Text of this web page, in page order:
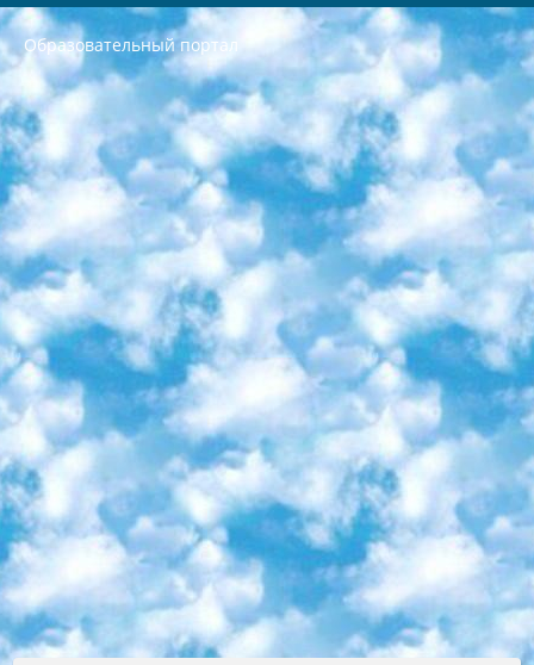
Образовательный портал
РЕСПУБЛИКА УЗБЕКИСТАН МИНИСТРЕРСТВО ДОШКОЛЬНОГО И ШКОЛЬНОГО ОБРАЗОВАНИЯ КОМАНДА в общеобразовательных учреждениях в 2023-2024 учебном году организация и проведение итоговой государственной аттестации обучающихся о Министра дошкольного и школьного образования Республики Узбекистан от 4 марта 2008 года (постановлением Минюста от 20 марта 2008 года № 1778 государственной регистрации) «Итоговое состояние учащихся общего среднего образования на основании положения об утверждении положения об аттестации общего среднего образования выпускной экзамен студентов в образовательных учреждениях в 2023-2024 учебном году В целях организации и прохождения аттестации приказываю: 1. Следующее: перечень предметов, по которым будет проводиться итоговая государственная аттестация и экзамен формы перевода согласно приложению 1; сертификаты международного образца, оценивающие уровень владения иностранными языками перечень согласно приложению 2; 2. Педагогический при специализированных образовательных учреждениях. научно-практический центр квалификации и международной оценки (Д.Давидова) 2024 г. До 25 марта: задания по предметам, по которым будет проводиться итоговая аттестация разработка и утверждение технических условий; итоговая аттестация на основании разработанного предметного задания разработка вопросов по предметам (устно и письменно), экзамен передача; общеобразовательные средние школы и специальные учебные заведения учащиеся выпускных классов школ и интернатов в агентской системе подготовка базы данных экзаменационных материалов и критериев оценки; перевод базы экзаменационных материалов на все языки обучения подать в Республиканский образовательный центр для изготовления; варианты экзаменов на основе разработанных контрольных материалов пусть будут поставлены задачи формирования. 3. Республиканский образовательный центр (Ш.Худайкулов) до 5 апреля 2024 года. до: база данных предоставленных экзаменационных материалов на все языки обучения перевод и экспертиза; для слепых, слабовидящих, глухих, слабослышащих и умственно отсталых детей учащиеся выпускных классов специализированных школ и школ-интернатов база данных экзаменационных материалов на всех преподаваемых языках подготовка критериев оценки; специализированные школы для умственно отсталых детей и технологии для учащихся выпускных классов школ-интернатов разработка соответствующих рекомендаций и критериев проведения ЕГЭ по естествознанию давать задания. 4. Педагогический при специализированных образовательных учреждениях. Научно-практический центр навыков и международной оценки (Д.Давидова), Республика образовательный центр (Худайкулов Ш.) итоговый государственный аттестационный экзамен ориентирован на творческое и логическое мышление при подготовке базы материалов учитывать введение заданий. 5. Следует отметить, что: сертификат государственного образца о знании общеобразовательного предмета и как минимум национальный уровень B1 по предметам на иностранных языках, указанным в Приложении 2. или международно признанный сертификат эквивалентного уровня студенты, изучающие определенный предмет, освобождаются от экзамена; по соответствующим предметам запланирована итоговая государственная аттестация за день до дня, путем жеребьевки Рабочей группой (в письменной форме по предметам, проводимым в форме) из числа сформированных вариантов выбрано 2 варианта; 2 выбранных варианта экзамена анонсированы на официальном сайте министерства и все выпускники по всей стране на основе этих вариантов проводит итоговую государственную аттестацию. 6. Государственное образование учащихся средних общеобразовательных учреждений. знания в соответствии с квалификационными требованиями, которые необходимо приобрести на основании стандартов итоговый (выпускной) контроль для 9 и 11 классов в целях тестирования Экзамены (далее – экзамены) состоят из предметов, перечисленных в приложении 1. будет сделано. 7. Экзамены пройдут с 26 мая по 15 июня 2024 г. (кроме науки физического воспитания). 8. Физическая для учащихся 9 классов общесредних образовательных учреждений. Экзамены по предмету «Образование, квалификация медицина» 1-6 мая 2024 года. сотрудники перевести под присмотр (с отклонениями в физическом или умственном развитии) специализированная школа для детей, школы-интернаты и со сколиозом школы-интернаты санаторного типа для больных детей исключены). 9. Он был слепым, слабовидящим и имел нарушения опорно-двигательного аппарата. экзамены в специализированных школах и интернатах для детей должны проводиться исходя из требований, предъявляемых к общеобразовательным учреждениям (физкультура кроме науки). 10. Специализированная школа для глухих и слабослышащих детей. и экзамены в интернатах и быть реализован в виде письменного теста по математике. 11. Специальность для умственно отсталых детей. Для 9 класса Родной язык и литературное письмо Государственный язык (язык обучения – узбекский). для неклассов) написано Математическое письмо Письменная/устная история Узбекистана Физическое воспитание практично Итоговый контроль Для 11 класса Написание родного языка и литературы (эссе) Математическое письмо Узбекский язык (обучение на узбекском языке) не посещающее общее среднее образование для учреждений)/Образовательное учреждение выбор письменный и устный Иностранный язык письменный/устный Письменная/устная история Узбекистана *По выбору студента:  Химия  Физика  Основы государственного права  География 10 бесплатных образовательных ресурсов - Мы составили подборку онлайн-проектов с интерактивными упражнениями, видеолекциями и статьями. Они помогут вам обрести новые и освежить старые знания бесплатно. 1. «ИНТУИТ» Старейшая образовательная площадка Рунета. Здесь вы найдёте сотни текстовых и видеокурсов на десятки различных тем — от программирования до психологии. Многие курсы подготовлены российскими университетами и крупными международными компаниями вроде Intel и Microsoft. Самостоятельное обучение бесплатное, но желающие могут оплатить услуги персональных наставников. 2. «Смартия» знакомит с актуальными профессиями и подсказывает, как им обучаться. Выбрав заинтересовавшую вас специальность — SMM-специалист, фотограф, веб-дизайнер или другую, — увидите список необходимых для неё умений. Чтобы вы могли освоить их самостоятельно, для каждого умения площадка отображает подборку ссылок на учебные материалы. Хотя «Смартия» ориентируется на русскоязычную аудиторию, часть контента всё же доступна только на английском. 3. «Лекторий Физтеха» Проект Московского физико-технического института (Физтеха). С его помощью вы можете смотреть онлайн серии лекций, записанные на видео в этом вузе. В числе доступных предметов — физика, биология, химия, информационные технологии и другие. К некоторым лекциям администрация ресурса прилагает готовые конспекты, которые можно скачивать в PDF-формате. 4. ITMOcourses Онлайн-площадка Санкт-Петербургского национального исследовательского университета информационных технологий, механики и оптики (ИТМО). Ресурс предоставляет свободный доступ к курсам, разработанным в этом вузе. Каталог материалов разбит на четыре категории: «Оптические системы и технологии», «Приборостроение и робототехника», «Информационные технологии» и «Биотехнологии». Курсы состоят из видеолекций, интерактивных демонстраций и заданий. 5. «КиберЛенинка» Электронная научная библиотека открытого доступа. Каталог площадки регулярно обрастает текстами статей из различных научных изданий. Сгруппированные по журналам и рубрикам публикации можно читать онлайн или скачивать целиком в PDF-формате. Проект нацелен на популяризацию науки за счёт открытого доступа к качественной информации. 6. «ПостНаука» На этом ресурсе публикуют подборки видеолекций, составленные экспертами из разных отраслей и объединённые общими темами. Среди них, к примеру, есть серии «Биоинформатика и геномика», «Культура средневековой Скандинавии» и Cinema Studies о теории кино. Каждая подборка лекций — логически связанная история, рассказанная экспертом от первого лица. Кроме того, на сайте появляются научно-образовательные статьи и тесты на разные темы. 7. «Newочём» Команда проекта «Newочём» отбирает самые интересные тексты из англоязычных СМИ и переводит те из них, за которые голосуют участники сообщества «ВКонтакте». По большей части это научно-популярные статьи. Редакторы придумывают лишь заголовки, в остальном содержание переводов соответствует оригиналам. Полные тексты можно читать прямо в социальной сети. 8. InternetUrok Онлайн-база материалов по основным дисциплинам школьной программы. Информация на сайте структурирована по классам, предметам и темам (урокам). Каждый урок состоит из видеолекций и конспектов. Есть также интерактивные тренажёры и тесты для закрепления пройденного материала. Даже если вы давно окончили школу, возможность повторить программу старших классов всегда может пригодиться. 9. Edutainme Ещё один ресурс об образовании. В отличие от Newtonew, как мне кажется, Edutainme больше ориентируется на представителей индустрии: педагогов, предпринимателей, разработчиков образовательных проектов. Но и любой, кто просто стремится к саморазвитию, найдёт на сайте много полезного и интересного для себя. Например, информацию о новых курсах и образовательных сервисах. 10. Newtonew Онлайн-медиа об образовании и обучении в широком смысле. Авторы Newtonew пишут об инструментах, заведениях, тактиках и стратегиях, которые помогают учить других и получать новые знания самостоятельно. На этой площадке вы найдёте новости, обзоры, аналитические мат